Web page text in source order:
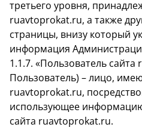
третьего уровня,
ruavtoprokat.ru, а также
страницы, внизу который
информация
1.1.7. «Пользователь
Пользователь) – лицо,
ruavtoprokat.ru,
использующее
сайта ruavtoprokat.ru.